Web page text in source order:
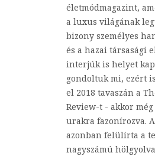
életmódmagazint,
a luxus világának
bizony személyes
és a hazai társasági
interjúk is helyet
gondoltuk mi, ezért
el 2018 tavaszán a
Review-t - akkor
urakra fazonírozva.
azonban felülírta a
nagyszámú